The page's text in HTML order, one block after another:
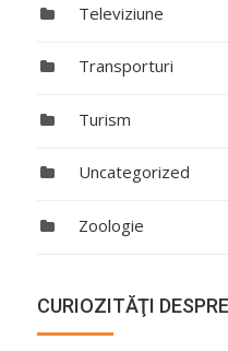
Televiziune
Transporturi
Turism
Uncategorized
Zoologie
CURIOZITĂŢI DESPRE